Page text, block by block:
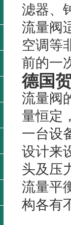
滤器、
流量阀
空调等
前的一
德国
流量阀
量恒定
一台设
设计来
头及压
流量平
构各有